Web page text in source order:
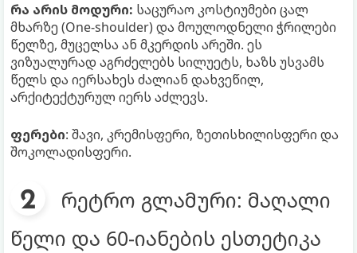
რა არის მოდური: საცურაო კოსტიუმები ცალ
მხარზე (One-shoulder) და მოულოდნელი ჭრილები
წელზე, მუცელსა ან მკერდის არეში. ეს
ვიზუალურად აგრძელებს სილუეტს, ხაზს უსვამს
წელს და იერსახეს ძალიან დახვეწილ,
არქიტექტურულ იერს აძლევს.
ფერები: შავი, კრემისფერი, ზეთისხილისფერი და
შოკოლადისფერი.
რეტრო გლამური: მაღალი
წელი და 60-იანების ესთეტიკა